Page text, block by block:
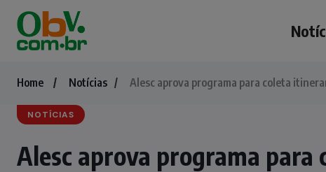
Home Notícias Alesc aprova programa para coleta
NOTÍCIAS
Alesc aprova programa